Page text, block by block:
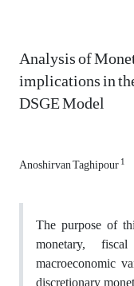
Analysis of
implications in
DSGE Model
Anoshirvan Taghipour1
The purpose of
monetary,
macroeconomic
discretionary